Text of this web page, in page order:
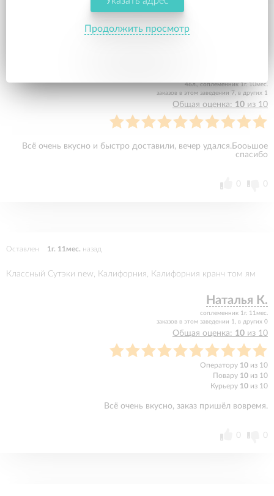
46л., соплеменник 1г. 10мес.
заказов в этом заведении 7, в других 1
Общая оценка: 10 из 10
Всё очень вкусно и быстро доставили, вечер удался.Бооьшое
спасибо
0 0
Оставлен 1г. 11мес. назад
Классный Сутэки new, Калифорния, Калифорния кранч том ям
Наталья К.
соплеменник 1г. 11мес.
заказов в этом заведении 1, в других 0
Общая оценка: 10 из 10
Оператору 10 из 10
Повару 10 из 10
Курьеру 10 из 10
Всё очень вкусно, заказ пришёл вовремя.
0 0
Продолжить просмотр